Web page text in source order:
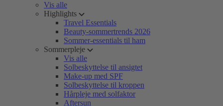
Vis alle
Highlights
Travel Essentials
Beauty-sommertrends 2026
Sommer-essentials til ham
Sommerpleje
Vis alle
Solbeskyttelse til ansigtet
Make-up med SPF
Solbeskyttelse til kroppen
Hårpleje med solfaktor
Aftersun